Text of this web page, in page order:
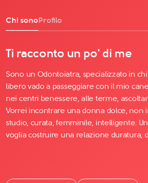
Chi sonoProfilo
Ti racconto un po' di me
Sono un Odontoiatra, specializzato in
libero vado a passeggiare con il mio
nei centri benessere, alle terme,
Vorrei incontrare una donna dolce, non
studio, curata, femminile, intelligente.
voglia costruire una relazione duratura,